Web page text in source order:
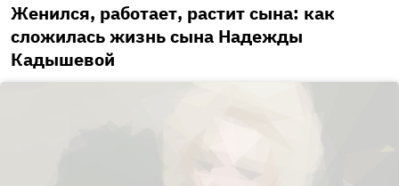
Женился, работает, растит сына: как
сложилась жизнь сына Надежды
Кадышевой